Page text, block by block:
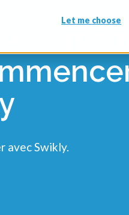
Let me choose
avec Swikly.